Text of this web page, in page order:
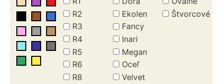
R2
R3
R4
R5
R6
R8
Ekolen
Fancy
Inari
Megan
Oceľ
Velvet
Štvorcové